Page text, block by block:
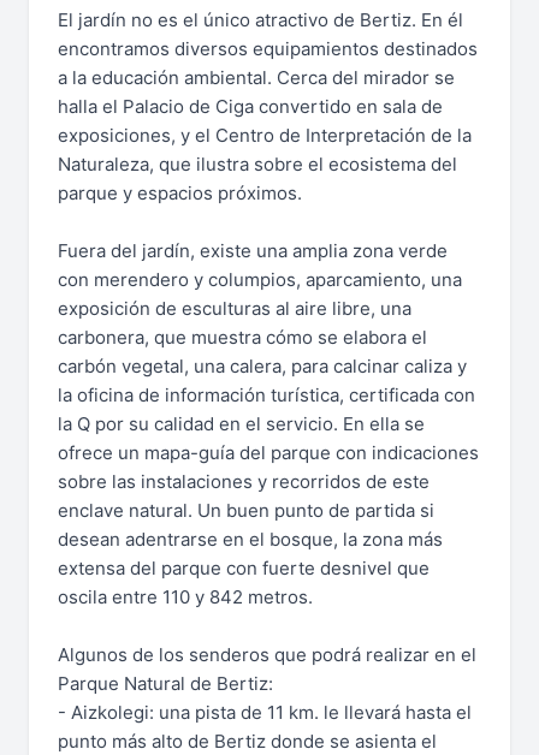
El jardín no es el único atractivo de Bertiz. En él
encontramos diversos equipamientos destinados
a la educación ambiental. Cerca del mirador se
halla el Palacio de Ciga convertido en sala de
exposiciones, y el Centro de Interpretación de la
Naturaleza, que ilustra sobre el ecosistema del
parque y espacios próximos.
Fuera del jardín, existe una amplia zona verde
con merendero y columpios, aparcamiento, una
exposición de esculturas al aire libre, una
carbonera, que muestra cómo se elabora el
carbón vegetal, una calera, para calcinar caliza y
la oficina de información turística, certificada con
la Q por su calidad en el servicio. En ella se
ofrece un mapa-guía del parque con indicaciones
sobre las instalaciones y recorridos de este
enclave natural. Un buen punto de partida si
desean adentrarse en el bosque, la zona más
extensa del parque con fuerte desnivel que
oscila entre 110 y 842 metros.
Algunos de los senderos que podrá realizar en el
Parque Natural de Bertiz:
- Aizkolegi: una pista de 11 km. le llevará hasta el
punto más alto de Bertiz donde se asienta el